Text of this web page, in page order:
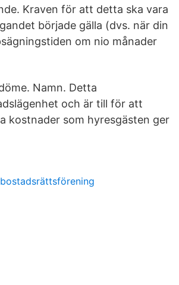
Kraven för att detta ska vara
började gälla (dvs. när din
om nio månader
Namn. Detta
och är till för att
kostnader som hyresgästen ger